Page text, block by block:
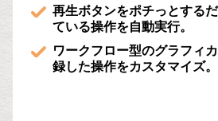
再生ボタンをポチっとする
ている操作を自動実行。
ワークフロー型のグラフィ
録した操作をカスタマイズ。